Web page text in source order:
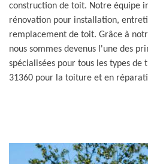
construction de toit. Notre équipe
rénovation pour installation,
remplacement de toit. Grâce à
nous sommes devenus l'une des
spécialisées pour tous les types de
31360 pour la toiture et en